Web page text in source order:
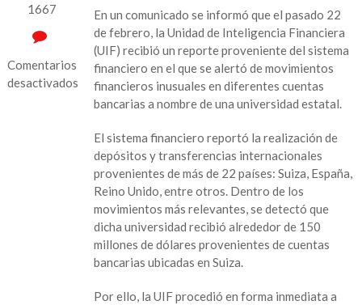
1667
Comentarios
desactivados
En un comunicado se informó que el pasado 22
de febrero, la Unidad de Inteligencia Financiera
(UIF) recibió un reporte proveniente del sistema
financiero en el que se alertó de movimientos
financieros inusuales en diferentes cuentas
bancarias a nombre de una universidad estatal.
El sistema financiero reportó la realización de
depósitos y transferencias internacionales
provenientes de más de 22 países: Suiza, España,
Reino Unido, entre otros. Dentro de los
movimientos más relevantes, se detectó que
dicha universidad recibió alrededor de 150
millones de dólares provenientes de cuentas
bancarias ubicadas en Suiza.
Por ello, la UIF procedió en forma inmediata a